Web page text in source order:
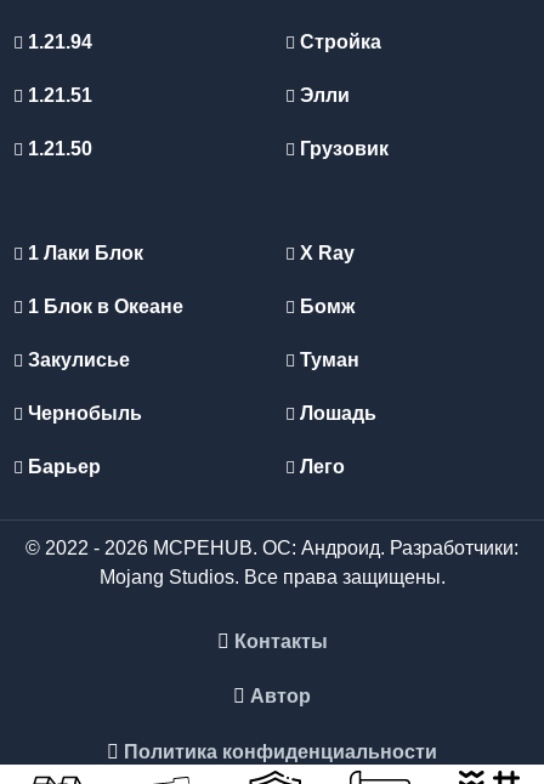
1.21.94
1.21.51
1.21.50
Стройка
Элли
Грузовик
1 Лаки Блок
1 Блок в Океане
Закулисье
Чернобыль
Барьер
X Ray
Бомж
Туман
Лошадь
Лего
© 2022 - 2026 MCPEHUB. ОС: Андроид. Разработчики:
Mojang Studios. Все права защищены.
Контакты
Автор
Политика конфиденциальности